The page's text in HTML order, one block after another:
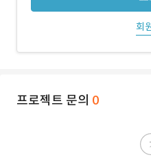
회
프로젝트 문의 0